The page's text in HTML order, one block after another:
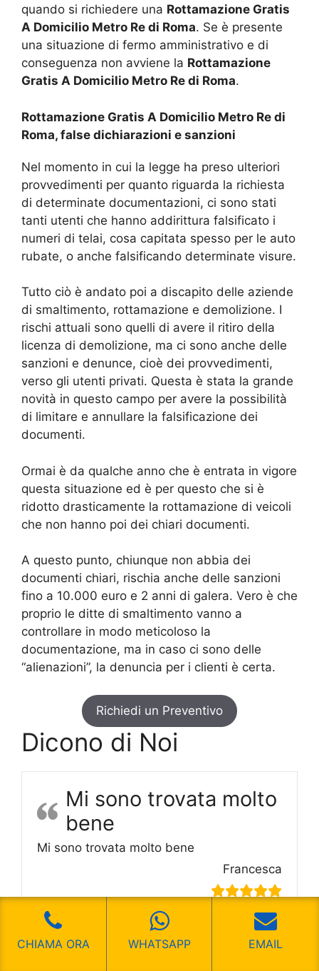
quando si richiedere una Rottamazione Gratis
A Domicilio Metro Re di Roma. Se è presente
una situazione di fermo amministrativo e di
conseguenza non avviene la Rottamazione
Gratis A Domicilio Metro Re di Roma.
Rottamazione Gratis A Domicilio Metro Re di
Roma, false dichiarazioni e sanzioni
Nel momento in cui la legge ha preso ulteriori
provvedimenti per quanto riguarda la richiesta
di determinate documentazioni, ci sono stati
tanti utenti che hanno addirittura falsificato i
numeri di telai, cosa capitata spesso per le auto
rubate, o anche falsificando determinate visure.
Tutto ciò è andato poi a discapito delle aziende
di smaltimento, rottamazione e demolizione. I
rischi attuali sono quelli di avere il ritiro della
licenza di demolizione, ma ci sono anche delle
sanzioni e denunce, cioè dei provvedimenti,
verso gli utenti privati. Questa è stata la grande
novità in questo campo per avere la possibilità
di limitare e annullare la falsificazione dei
documenti.
Ormai è da qualche anno che è entrata in vigore
questa situazione ed è per questo che si è
ridotto drasticamente la rottamazione di veicoli
che non hanno poi dei chiari documenti.
A questo punto, chiunque non abbia dei
documenti chiari, rischia anche delle sanzioni
fino a 10.000 euro e 2 anni di galera. Vero è che
proprio le ditte di smaltimento vanno a
controllare in modo meticoloso la
documentazione, ma in caso ci sono delle
“alienazioni”, la denuncia per i clienti è certa.
Richiedi un Preventivo
Dicono di Noi
Mi sono trovata molto
bene
Mi sono trovata molto bene
Francesca
CHIAMA ORA WHATSAPP EMAIL